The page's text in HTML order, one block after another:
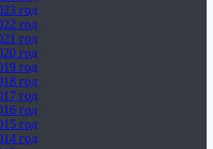
год
год
год
год
год
год
год
год
год
год